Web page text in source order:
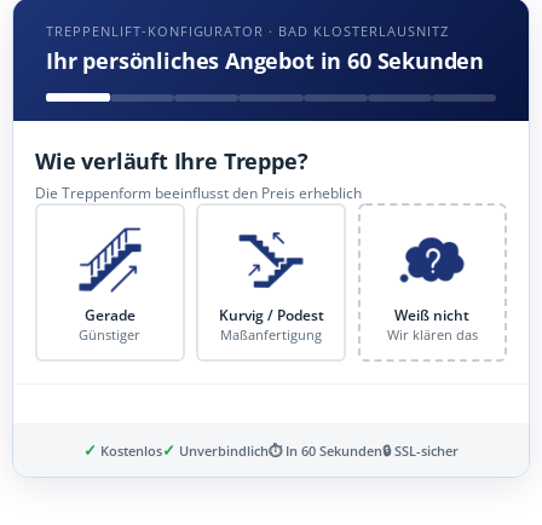
TREPPENLIFT-KONFIGURATOR · BAD KLOSTERLAUSNITZ
Ihr persönliches Angebot in 60 Sekunden
Wie verläuft Ihre Treppe?
Die Treppenform beeinflusst den Preis erheblich
Gerade
Günstiger
Kurvig / Podest
Maßanfertigung
Weiß nicht
Wir klären das
✓ Kostenlos✓ Unverbindlich⏱ In 60 Sekunden🔒 SSL-sicher